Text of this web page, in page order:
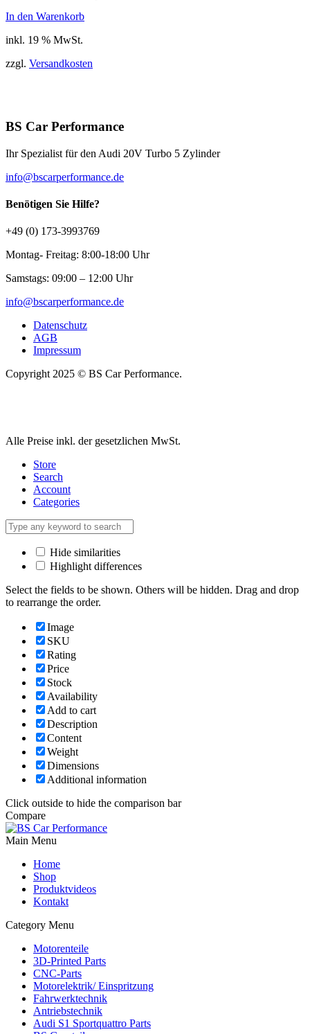
In den Warenkorb
inkl. 19 % MwSt.
zzgl. Versandkosten
BS Car Performance
Ihr Spezialist für den Audi 20V Turbo 5 Zylinder
info@bscarperformance.de
Benötigen Sie Hilfe?
+49 (0) 173-3993769
Montag- Freitag: 8:00-18:00 Uhr
Samstags: 09:00 – 12:00 Uhr
info@bscarperformance.de
Datenschutz
AGB
Impressum
Copyright 2025 © BS Car Performance.
Alle Preise inkl. der gesetzlichen MwSt.
Store
Search
Account
Categories
Hide similarities
Highlight differences
Select the fields to be shown. Others will be hidden. Drag and drop
to rearrange the order.
Image
SKU
Rating
Price
Stock
Availability
Add to cart
Description
Content
Weight
Dimensions
Additional information
Click outside to hide the comparison bar
Compare
Main Menu
Home
Shop
Produktvideos
Kontakt
Category Menu
Motorenteile
3D-Printed Parts
CNC-Parts
Motorelektrik/ Einspritzung
Fahrwerktechnik
Antriebstechnik
Audi S1 Sportquattro Parts